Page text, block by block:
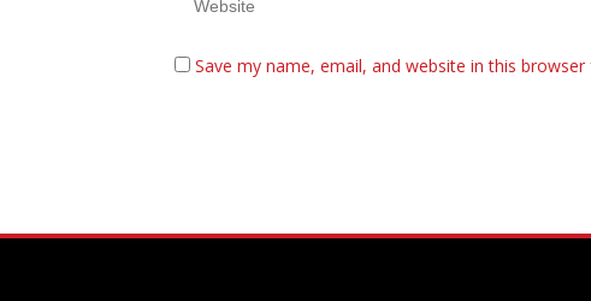
Save my name, email, and website in this